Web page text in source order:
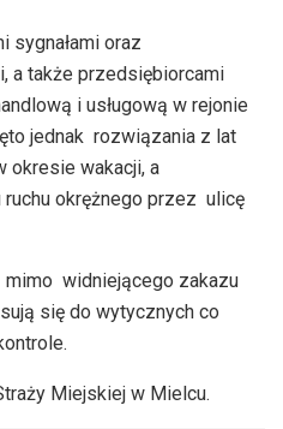
sygnałami oraz
a także przedsiębiorcami
i usługową w rejonie
jednak rozwiązania z lat
okresie wakacji, a
ruchu okrężnego przez ulicę
widniejącego zakazu
się do wytycznych co
Miejskiej w Mielcu.